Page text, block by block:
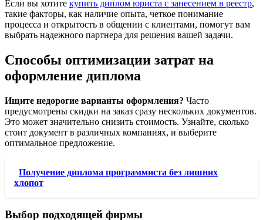
Если вы хотите купить диплом юриста с занесением в реестр,
такие факторы, как наличие опыта, четкое понимание
процесса и открытость в общении с клиентами, помогут вам
выбрать надежного партнера для решения вашей задачи.
Способы оптимизации затрат на
оформление диплома
Ищите недорогие варианты оформления? Часто
предусмотрены скидки на заказ сразу нескольких документов.
Это может значительно снизить стоимость. Узнайте, сколько
стоит документ в различных компаниях, и выберите
оптимальное предложение.
Получение диплома программиста без лишних
хлопот
Выбор подходящей фирмы